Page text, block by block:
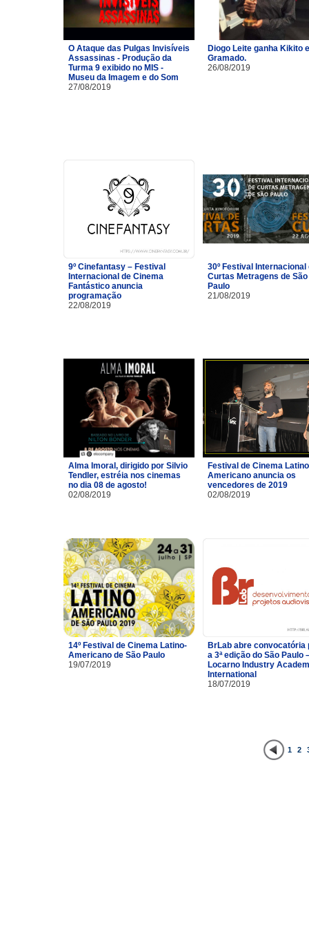
O Ataque das Pulgas Invisíveis
Assassinas - Produção da
Turma 9 exibido no MIS -
Museu da Imagem e do Som
27/08/2019
Diogo Leite ganha Kikito
Gramado.
26/08/2019
9º Cinefantasy – Festival
Internacional de Cinema
Fantástico anuncia
programação
22/08/2019
30º Festival Internacional
Curtas Metragens de São
Paulo
21/08/2019
Alma Imoral, dirigido por Silvio
Tendler, estréia nos cinemas
no dia 08 de agosto!
02/08/2019
Festival de Cinema
Americano anuncia os
vencedores de 2019
02/08/2019
14º Festival de Cinema Latino-
Americano de São Paulo
19/07/2019
BrLab abre convocatória
a 3ª edição do São Paulo
Locarno Industry
International
18/07/2019
1 2